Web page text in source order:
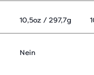
10,5oz / 297,7g
Nein